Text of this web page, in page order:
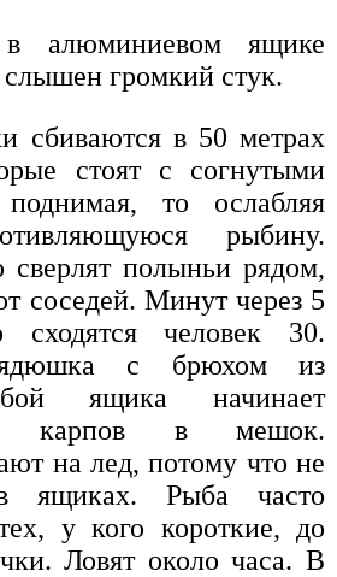
в алюминиевом ящике
слышен громкий стук.
сбиваются в 50 метрах
стоят с согнутыми
то ослабляя
рыбину.
сверлят полыньи рядом,
соседей. Минут через 5
человек 30.
с брюхом из
ящика начинает
карпов в мешок.
на лед, потому что не
ящиках. Рыба часто
у кого короткие, до
Ловят около часа. В